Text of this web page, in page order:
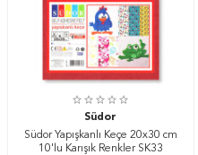
Südor
Südor Yapışkanlı Keçe 20x30 cm
10'lu Karışık Renkler SK33